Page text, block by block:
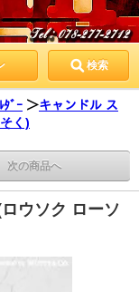
検索
ﾀﾞｰ ＞キャンドル ス
く)
次の商品へ
ウソク ローソ